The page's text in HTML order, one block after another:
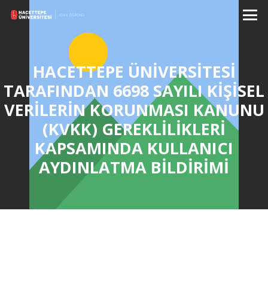
HACETTEPE ÜNİVERSİTESİ
TARAFINDAN 6698 SAYILI KİŞİSEL
VERİLERİN KORUNMASI KANUNU
(KVKK) GEREKLİLİKLERİ
KAPSAMINDA KULLANICI
AYDINLATMA BİLDİRİMİ